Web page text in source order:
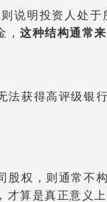
则说明投资人处
， 这种结构通常
法获得高评级银
股权，则通常不
才算是真正意义